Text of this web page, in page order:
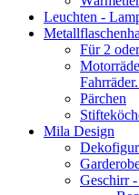
Leuchten -
Für 2
Pärchen
Mila Design
Geschirr